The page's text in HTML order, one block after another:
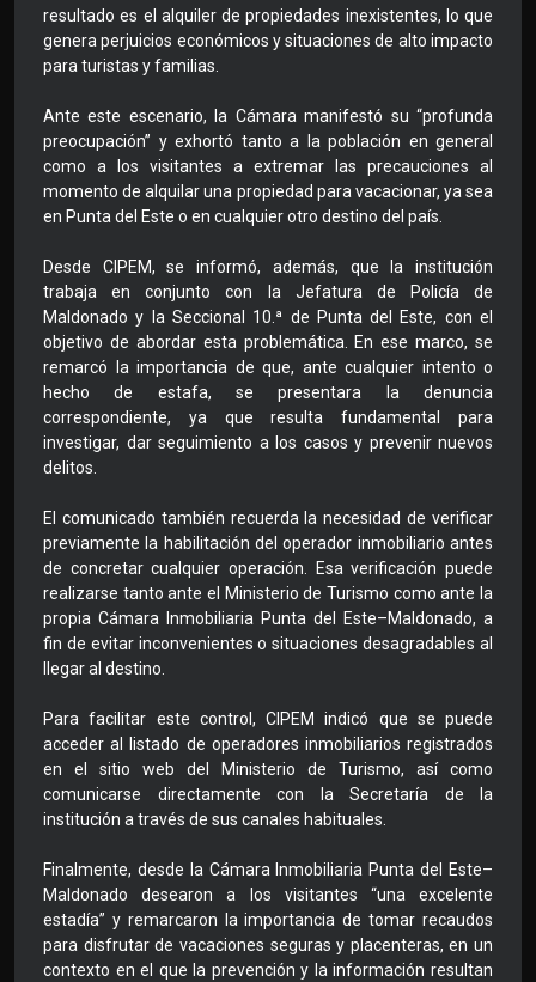
resultado es el alquiler de propiedades inexistentes, lo que
genera perjuicios económicos y situaciones de alto impacto
para turistas y familias.
Ante este escenario, la Cámara manifestó su “profunda
preocupación” y exhortó tanto a la población en general
como a los visitantes a extremar las precauciones al
momento de alquilar una propiedad para vacacionar, ya sea
en Punta del Este o en cualquier otro destino del país.
Desde CIPEM, se informó, además, que la institución
trabaja en conjunto con la Jefatura de Policía de
Maldonado y la Seccional 10.ª de Punta del Este, con el
objetivo de abordar esta problemática. En ese marco, se
remarcó la importancia de que, ante cualquier intento o
hecho de estafa, se presentara la denuncia
correspondiente, ya que resulta fundamental para
investigar, dar seguimiento a los casos y prevenir nuevos
delitos.
El comunicado también recuerda la necesidad de verificar
previamente la habilitación del operador inmobiliario antes
de concretar cualquier operación. Esa verificación puede
realizarse tanto ante el Ministerio de Turismo como ante la
propia Cámara Inmobiliaria Punta del Este–Maldonado, a
fin de evitar inconvenientes o situaciones desagradables al
llegar al destino.
Para facilitar este control, CIPEM indicó que se puede
acceder al listado de operadores inmobiliarios registrados
en el sitio web del Ministerio de Turismo, así como
comunicarse directamente con la Secretaría de la
institución a través de sus canales habituales.
Finalmente, desde la Cámara Inmobiliaria Punta del Este–
Maldonado desearon a los visitantes “una excelente
estadía” y remarcaron la importancia de tomar recaudos
para disfrutar de vacaciones seguras y placenteras, en un
contexto en el que la prevención y la información resultan